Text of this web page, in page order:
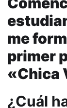
me
primer
«Chica
¿Cuál